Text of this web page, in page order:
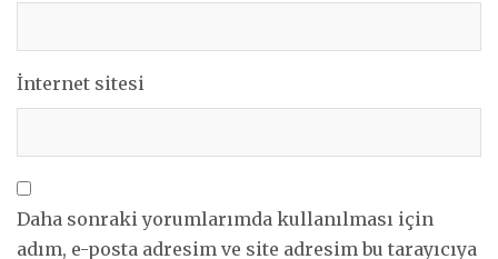
İnternet sitesi
Daha sonraki yorumlarımda kullanılması için
adım, e-posta adresim ve site adresim bu tarayıcıya